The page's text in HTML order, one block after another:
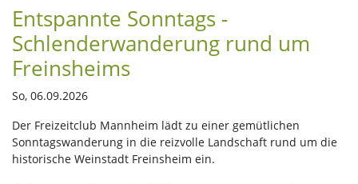
Entspannte Sonntags -
Schlenderwanderung rund um
Freinsheims
So, 06.09.2026
Der Freizeitclub Mannheim lädt zu einer gemütlichen
Sonntagswanderung in die reizvolle Landschaft rund um die
historische Weinstadt Freinsheim ein.